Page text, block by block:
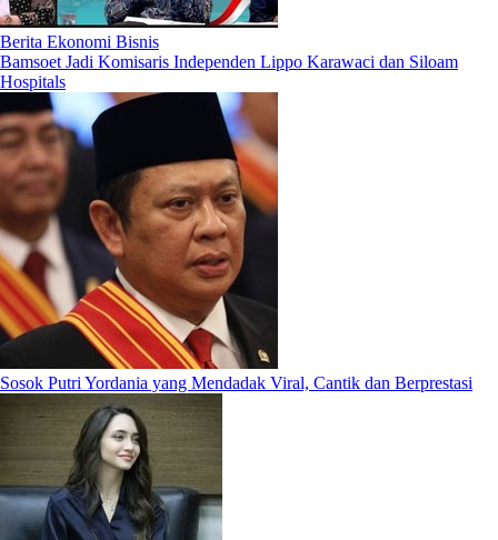
Berita Ekonomi Bisnis
Bamsoet Jadi Komisaris Independen Lippo Karawaci dan Siloam
Hospitals
Sosok Putri Yordania yang Mendadak Viral, Cantik dan Berprestasi